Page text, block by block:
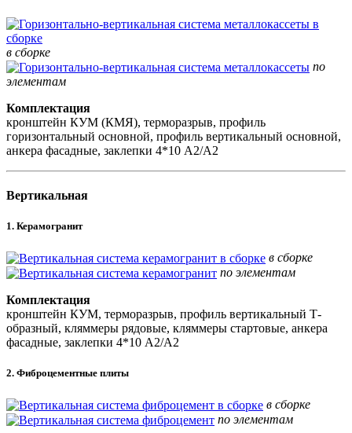
в сборке
по
элементам
Комплектация
кронштейн КУМ (КМЯ), терморазрыв, профиль
горизонтальный основной, профиль вертикальный основной,
анкера фасадные, заклепки 4*10 А2/А2
Вертикальная
1. Керамогранит
в сборке
по элементам
Комплектация
кронштейн КУМ, терморазрыв, профиль вертикальный Т-
образный, кляммеры рядовые, кляммеры стартовые, анкера
фасадные, заклепки 4*10 А2/А2
2. Фиброцементные плиты
в сборке
по элементам